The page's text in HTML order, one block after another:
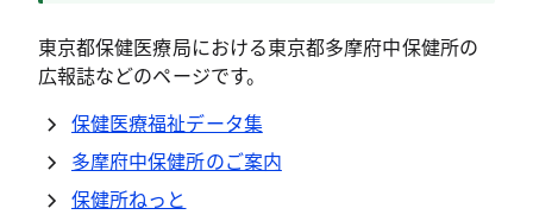
東京都保健医療局における東京都多摩府中保健所の
広報誌などのページです。
保健医療福祉データ集
多摩府中保健所のご案内
保健所ねっと